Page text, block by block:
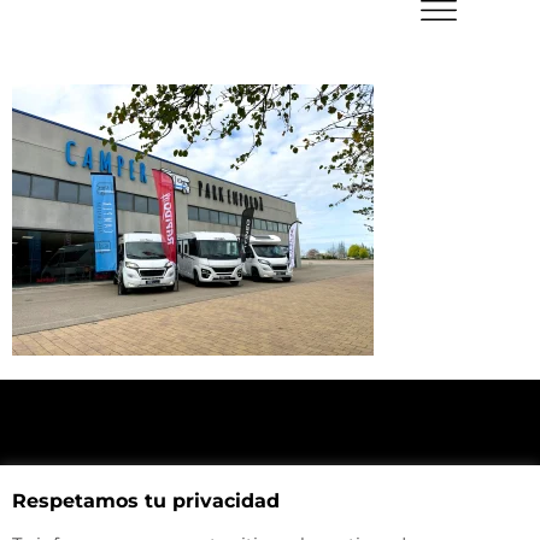
Haz click aquí y mira como llegar a la tienda
Respetamos tu privacidad